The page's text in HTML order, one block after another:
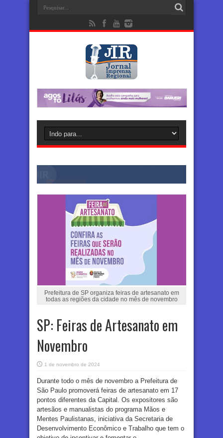
Prefeitura de SP organiza feiras de artesanato em
todas as regiões da cidade no mês de novembro
SP: Feiras de Artesanato em
Novembro
1 de novembro de 2024
Durante todo o mês de novembro a Prefeitura de
São Paulo promoverá feiras de artesanato em 17
pontos diferentes da Capital. Os expositores são
artesãos e manualistas do programa Mãos e
Mentes Paulistanas, iniciativa da Secretaria de
Desenvolvimento Econômico e Trabalho que tem o